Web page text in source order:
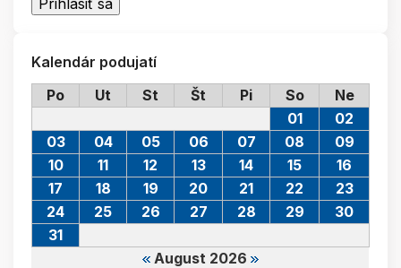
Kalendár podujatí
Po
Ut St Št Pi So Ne
August 2026
01
02
03
04 05 06 07 08
09
10
11 12 13 14 15
16
17
18 19 20 21 22
23
24
25 26 27 28 29
30
31